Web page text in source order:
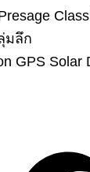
มลึก
GPS